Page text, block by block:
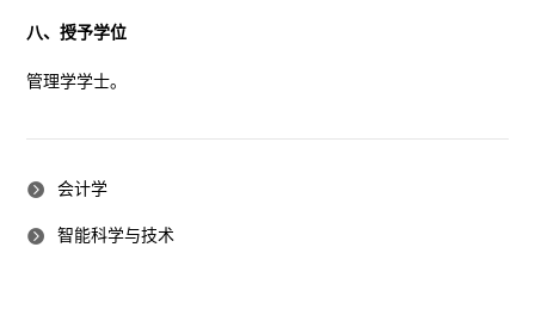
八、授予学位
管理学学士。
会计学
智能科学与技术